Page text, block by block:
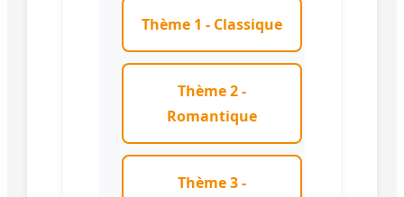
Thème 1 - Classique
Thème 2 -
Romantique
Thème 3 -